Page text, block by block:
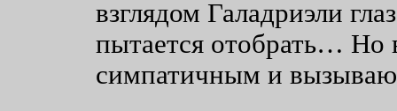
взглядом Галадриэли
пытается отобрать… Но
симпатичным и